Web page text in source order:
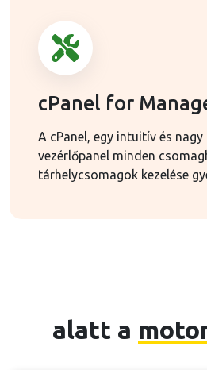
cPanel for
A cPanel, egy intuitív és
vezérlőpanel minden
tárhelycsomagok kezelése
alatt a